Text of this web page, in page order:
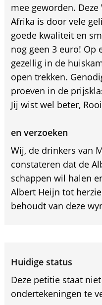
mee geworden.
Afrika is door vele
goede kwaliteit en
nog geen 3 euro! Op
gezellig in de
open trekken.
proeven in de
Jij wist wel beter,
en verzoeken
Wij, de drinkers van
constateren dat de
schappen wil halen
Albert Heijn tot
behoudt van deze
Huidige status
Deze petitie staat
ondertekeningen te